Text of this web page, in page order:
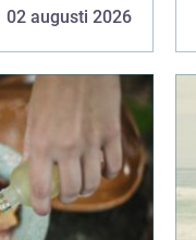
02 augusti 2026